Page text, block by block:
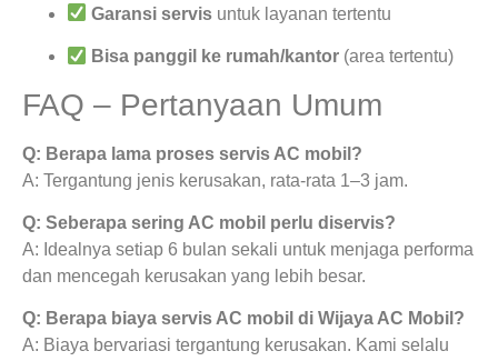
Garansi servis untuk layanan tertentu
Bisa panggil ke rumah/kantor (area tertentu)
FAQ – Pertanyaan Umum
Q: Berapa lama proses servis AC mobil?
A: Tergantung jenis kerusakan, rata-rata 1–3 jam.
Q: Seberapa sering AC mobil perlu diservis?
A: Idealnya setiap 6 bulan sekali untuk menjaga performa
dan mencegah kerusakan yang lebih besar.
Q: Berapa biaya servis AC mobil di Wijaya AC Mobil?
A: Biaya bervariasi tergantung kerusakan. Kami selalu